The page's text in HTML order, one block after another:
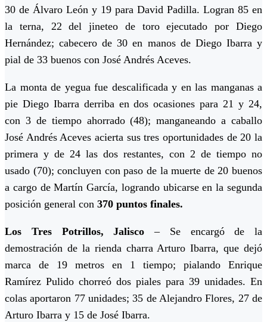
30 de Álvaro León y 19 para David Padilla. Logran 85 en
la terna, 22 del jineteo de toro ejecutado por Diego
Hernández; cabecero de 30 en manos de Diego Ibarra y
pial de 33 buenos con José Andrés Aceves.
La monta de yegua fue descalificada y en las manganas a
pie Diego Ibarra derriba en dos ocasiones para 21 y 24,
con 3 de tiempo ahorrado (48); manganeando a caballo
José Andrés Aceves acierta sus tres oportunidades de 20 la
primera y de 24 las dos restantes, con 2 de tiempo no
usado (70); concluyen con paso de la muerte de 20 buenos
a cargo de Martín García, logrando ubicarse en la segunda
posición general con 370 puntos finales.
Los Tres Potrillos, Jalisco – Se encargó de la
demostración de la rienda charra Arturo Ibarra, que dejó
marca de 19 metros en 1 tiempo; pialando Enrique
Ramírez Pulido chorreó dos piales para 39 unidades. En
colas aportaron 77 unidades; 35 de Alejandro Flores, 27 de
Arturo Ibarra y 15 de José Ibarra.